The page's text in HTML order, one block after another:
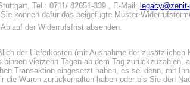
Tel.: 0711/ 82651-339 , E-Mail:
können dafür das beigefügte Muster-
der Widerrufsfrist absenden.
der Lieferkosten (mit Ausnahme der
vierzehn Tagen ab dem Tag zurückzuzahlen,
Transaktion eingesetzt haben, es sei denn, mit
Waren zurückerhalten haben oder bis Sie den